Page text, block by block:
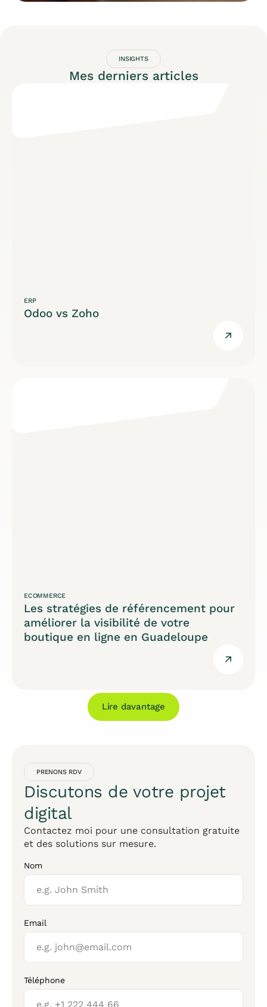
INSIGHTS
Mes derniers articles
ERP
Odoo vs Zoho
ECOMMERCE
Les stratégies de référencement pour
améliorer la visibilité de votre
boutique en ligne en Guadeloupe
Lire davantage
PRENONS RDV
Discutons de votre projet
digital
Contactez moi pour une consultation gratuite
et des solutions sur mesure.
Nom
Email
Téléphone